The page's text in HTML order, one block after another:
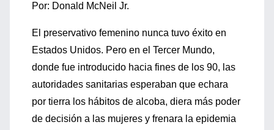
Por: Donald McNeil Jr.
El preservativo femenino nunca tuvo éxito en
Estados Unidos. Pero en el Tercer Mundo,
donde fue introducido hacia fines de los 90, las
autoridades sanitarias esperaban que echara
por tierra los hábitos de alcoba, diera más poder
de decisión a las mujeres y frenara la epidemia